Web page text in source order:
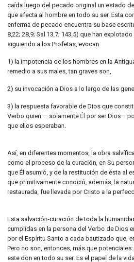
caída luego del pecado original un estado
que afecta al hombre en todo su ser. Esta
enferma de pecado encuentra su base
8,22; 28,9; Sal 13,7; 143,5) que han
siguiendo a los Profetas, evocan
1) la impotencia de los hombres en la
remedio a sus males, tan graves son,
2) su invocación a Dios a lo largo de las
3) la respuesta favorable de Dios que
Verbo quien — solamente Él por ser Dios—
que ellos esperaban.
Así, en diferentes momentos, la obra
como el proceso de la curación, en Su
que Él asumió, y de la restitución de ésta al
que primitivamente conoció, además, la
restaurada, fue llevada por Cristo a la
Esta salvación-curación de toda la
cumplidas en la persona del Verbo de Dios
por el Espíritu Santo a cada bautizado que,
Pero no son, entonces, más que
este don en todo su ser. Es el papel de la